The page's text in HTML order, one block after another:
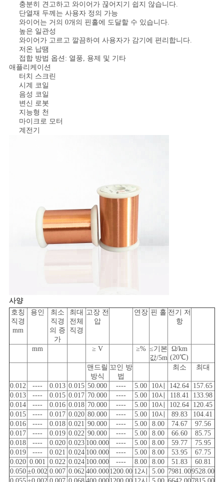
인
용
문
을
트
맵
PRIVACY
POLICY
충분히 견고하고 와이어가 끊어지기 쉽지 않습니다.
단열재 두께는 사용자 정의 가능
와이어는 거의 0개의 핀홀에 도달할 수 있습니다.
높은 일관성
와이어가 고르고 깔끔하여 사용자가 감기에 편리합니다.
저온 납땜
접합 방법 옵션: 열풍, 용제 및 기타
애플리케이션
터치 스크린
시계 코일
음성 코일
변신 로봇
지능형 천
마이크로 모터
계전기
사양
호칭
직경
mm
용인
최소
직경
의 증
가
최대
전체
직경
고장 전
압
연장 핀 홀 전기 저
항
mm ≥ V ≥% ≤기본
값/5m
Ω/km
(20℃)
맨드릴
방식
꼬인 방
법
최소 최대
0.012 ---- 0.013 0.015 50.000 ---- 5.00 10시 142.64 157.65
0.013
---- 0.015 0.017 70.000 ---- 5.00 10시 118.41
133.98
0.014
---- 0.016 0.018 70.000 ---- 5.00 10시 102.64 120.45
0.015
---- 0.017 0.020 80.000 ---- 5.00 10시 89.83
104.41
0.016
---- 0.018 0.021 90.000 ---- 5.00 8.00 74.67
97.56
0.017
---- 0.019 0.022 90.000 ---- 5.00 8.00 66.60
85.75
0.018
---- 0.020 0.023 100.000 ---- 5.00 8.00 59.77
75.95
0.019
---- 0.021 0.024 100.000 ---- 5.00 8.00 53.95
67.75
0.020 0.001 0.022 0.024 100.000 ---- 8.00 8.00 51.83
60.81
0.050 ±0.002 0.007 0.062 400.0001200.00 12시 5.00 7981.009528.00